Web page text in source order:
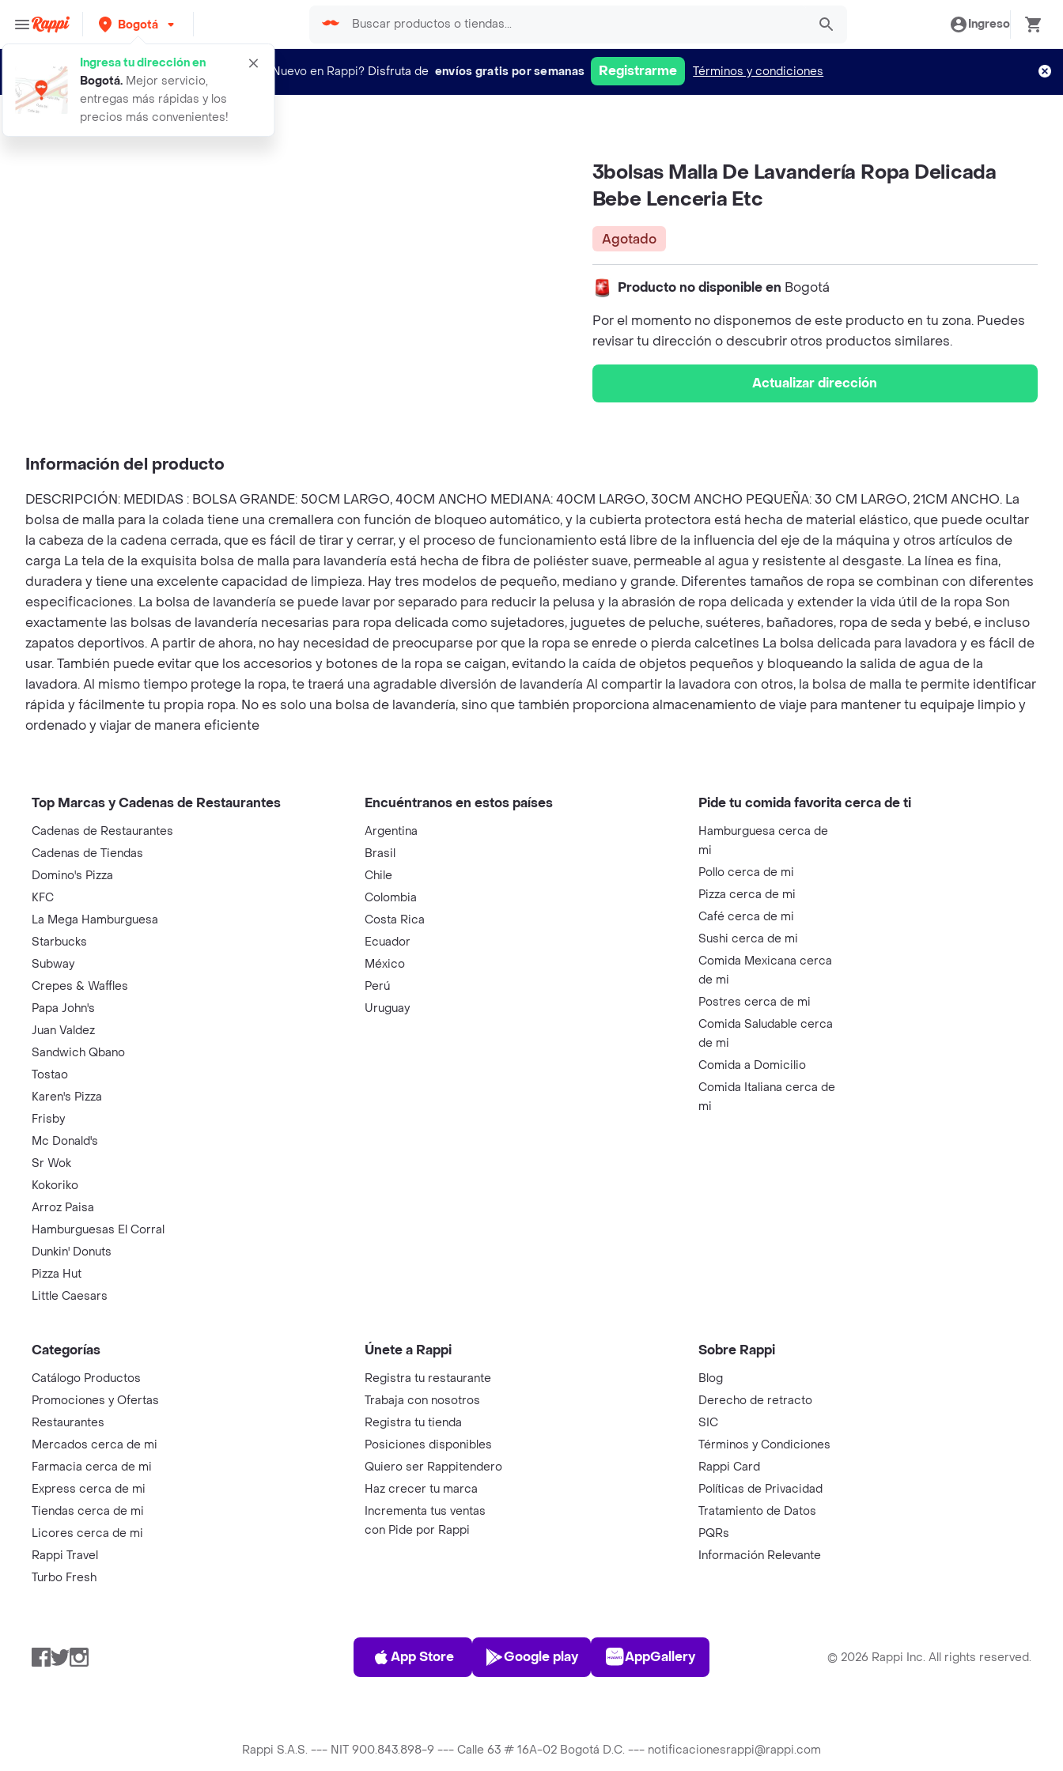
Bogotá
Ingresa tu dirección en
Bogotá. Mejor servicio,
entregas más rápidas y los
precios más convenientes!
Ingreso
¿Nuevo en Rappi? Disfruta de envíos gratis por semanas Registrarme Términos y condiciones
3bolsas malla de lavanderia ropa de
3bolsas Malla De Lavandería Ropa Delicada
Bebe Lenceria Etc
Agotado
Producto no disponible en Bogotá
Por el momento no disponemos de este producto en tu zona. Puedes
revisar tu dirección o descubrir otros productos similares.
Actualizar dirección
Información del producto
DESCRIPCIÓN: MEDIDAS : BOLSA GRANDE: 50CM LARGO, 40CM ANCHO MEDIANA: 40CM LARGO, 30CM ANCHO PEQUEÑA: 30 CM LARGO, 21CM ANCHO. La
bolsa de malla para la colada tiene una cremallera con función de bloqueo automático, y la cubierta protectora está hecha de material elástico, que puede ocultar
la cabeza de la cadena cerrada, que es fácil de tirar y cerrar, y el proceso de funcionamiento está libre de la influencia del eje de la máquina y otros artículos de
carga La tela de la exquisita bolsa de malla para lavandería está hecha de fibra de poliéster suave, permeable al agua y resistente al desgaste. La línea es fina,
duradera y tiene una excelente capacidad de limpieza. Hay tres modelos de pequeño, mediano y grande. Diferentes tamaños de ropa se combinan con diferentes
especificaciones. La bolsa de lavandería se puede lavar por separado para reducir la pelusa y la abrasión de ropa delicada y extender la vida útil de la ropa Son
exactamente las bolsas de lavandería necesarias para ropa delicada como sujetadores, juguetes de peluche, suéteres, bañadores, ropa de seda y bebé, e incluso
zapatos deportivos. A partir de ahora, no hay necesidad de preocuparse por que la ropa se enrede o pierda calcetines La bolsa delicada para lavadora y es fácil de
usar. También puede evitar que los accesorios y botones de la ropa se caigan, evitando la caída de objetos pequeños y bloqueando la salida de agua de la
lavadora. Al mismo tiempo protege la ropa, te traerá una agradable diversión de lavandería Al compartir la lavadora con otros, la bolsa de malla te permite identificar
rápida y fácilmente tu propia ropa. No es solo una bolsa de lavandería, sino que también proporciona almacenamiento de viaje para mantener tu equipaje limpio y
ordenado y viajar de manera eficiente
Top Marcas y Cadenas de Restaurantes
Cadenas de Restaurantes
Cadenas de Tiendas
Domino's Pizza
KFC
La Mega Hamburguesa
Starbucks
Subway
Crepes & Waffles
Papa John's
Juan Valdez
Sandwich Qbano
Tostao
Karen's Pizza
Frisby
Mc Donald's
Sr Wok
Kokoriko
Arroz Paisa
Hamburguesas El Corral
Dunkin' Donuts
Pizza Hut
Little Caesars
Encuéntranos en estos países
Argentina
Brasil
Chile
Colombia
Costa Rica
Ecuador
México
Perú
Uruguay
Pide tu comida favorita cerca de ti
Hamburguesa cerca de
mi
Pollo cerca de mi
Pizza cerca de mi
Café cerca de mi
Sushi cerca de mi
Comida Mexicana cerca
de mi
Postres cerca de mi
Comida Saludable cerca
de mi
Comida a Domicilio
Comida Italiana cerca de
mi
Categorías
Catálogo Productos
Promociones y Ofertas
Restaurantes
Mercados cerca de mi
Farmacia cerca de mi
Express cerca de mi
Tiendas cerca de mi
Licores cerca de mi
Rappi Travel
Turbo Fresh
Únete a Rappi
Registra tu restaurante
Trabaja con nosotros
Registra tu tienda
Posiciones disponibles
Quiero ser Rappitendero
Haz crecer tu marca
Incrementa tus ventas
con Pide por Rappi
Sobre Rappi
Blog
Derecho de retracto
SIC
Términos y Condiciones
Rappi Card
Políticas de Privacidad
Tratamiento de Datos
PQRs
Información Relevante
Facebook
TwitterInstagram
App Store
App Store
Play Store
Google play
AppGallery
AppGallery © 2026 Rappi Inc. All rights reserved.
Rappi S.A.S. --- NIT 900.843.898-9 --- Calle 63 # 16A-02 Bogotá D.C. --- notificacionesrappi@rappi.com